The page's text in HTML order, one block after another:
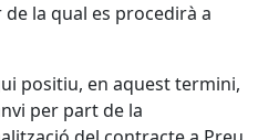
la qual es procedirà a
positiu, en aquest termini,
per part de la